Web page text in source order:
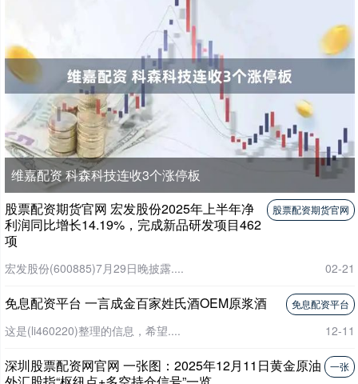
维嘉配资 科森科技连收3个涨停板
股票配资期货官网
股票配资期货官网 宏发股份2025年上半年净
利润同比增长14.19%，完成新品研发项目462
项
宏发股份(600885)7月29日晚披露.... 02-21
免息配资平台
免息配资平台 一言成金百家姓氏酒OEM原浆酒
这是(li460220)整理的信息，希望.... 12-11
一张
深圳股票配资网官网 一张图：2025年12月11日黄金原油